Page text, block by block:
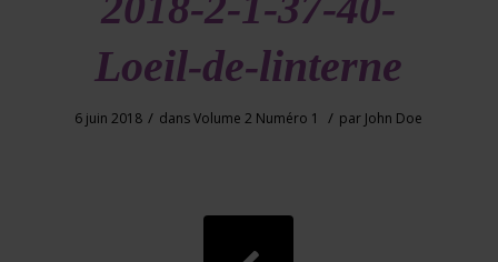
Loeil-de-linterne
6 juin 2018 / dansVolume 2 Numéro 1 / par John Doe